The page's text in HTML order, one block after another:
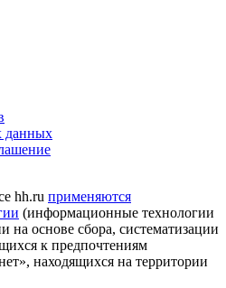
данных
hh.ru применяются
(информационные технологии
на основе сбора, систематизации
к предпочтениям
находящихся на территории